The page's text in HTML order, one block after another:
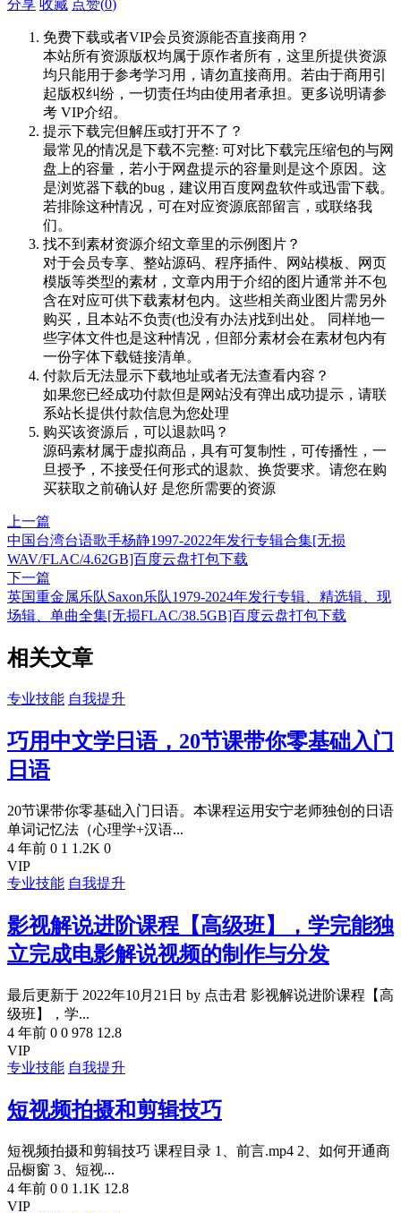
分享 收藏 点赞(0)
免费下载或者VIP会员资源能否直接商用？
本站所有资源版权均属于原作者所有，这里所提供资源
均只能用于参考学习用，请勿直接商用。若由于商用引
起版权纠纷，一切责任均由使用者承担。更多说明请参
考 VIP介绍。
提示下载完但解压或打开不了？
最常见的情况是下载不完整: 可对比下载完压缩包的与网
盘上的容量，若小于网盘提示的容量则是这个原因。这
是浏览器下载的bug，建议用百度网盘软件或迅雷下载。
若排除这种情况，可在对应资源底部留言，或联络我
们。
找不到素材资源介绍文章里的示例图片？
对于会员专享、整站源码、程序插件、网站模板、网页
模版等类型的素材，文章内用于介绍的图片通常并不包
含在对应可供下载素材包内。这些相关商业图片需另外
购买，且本站不负责(也没有办法)找到出处。 同样地一
些字体文件也是这种情况，但部分素材会在素材包内有
一份字体下载链接清单。
付款后无法显示下载地址或者无法查看内容？
如果您已经成功付款但是网站没有弹出成功提示，请联
系站长提供付款信息为您处理
购买该资源后，可以退款吗？
源码素材属于虚拟商品，具有可复制性，可传播性，一
旦授予，不接受任何形式的退款、换货要求。请您在购
买获取之前确认好 是您所需要的资源
上一篇
中国台湾台语歌手杨静1997-2022年发行专辑合集[无损
WAV/FLAC/4.62GB]百度云盘打包下载
下一篇
英国重金属乐队Saxon乐队1979-2024年发行专辑、精选辑、现
场辑、单曲全集[无损FLAC/38.5GB]百度云盘打包下载
相关文章
专业技能 自我提升
巧用中文学日语，20节课带你零基础入门
日语
20节课带你零基础入门日语。本课程运用安宁老师独创的日语
单词记忆法（心理学+汉语...
4 年前 0 1 1.2K 0
VIP
专业技能 自我提升
影视解说进阶课程【高级班】，学完能独
立完成电影解说视频的制作与分发
最后更新于 2022年10月21日 by 点击君 影视解说进阶课程【高
级班】，学...
4 年前 0 0 978 12.8
VIP
专业技能 自我提升
短视频拍摄和剪辑技巧
短视频拍摄和剪辑技巧 课程目录 1、前言.mp4 2、如何开通商
品橱窗 3、短视...
4 年前 0 0 1.1K 12.8
VIP